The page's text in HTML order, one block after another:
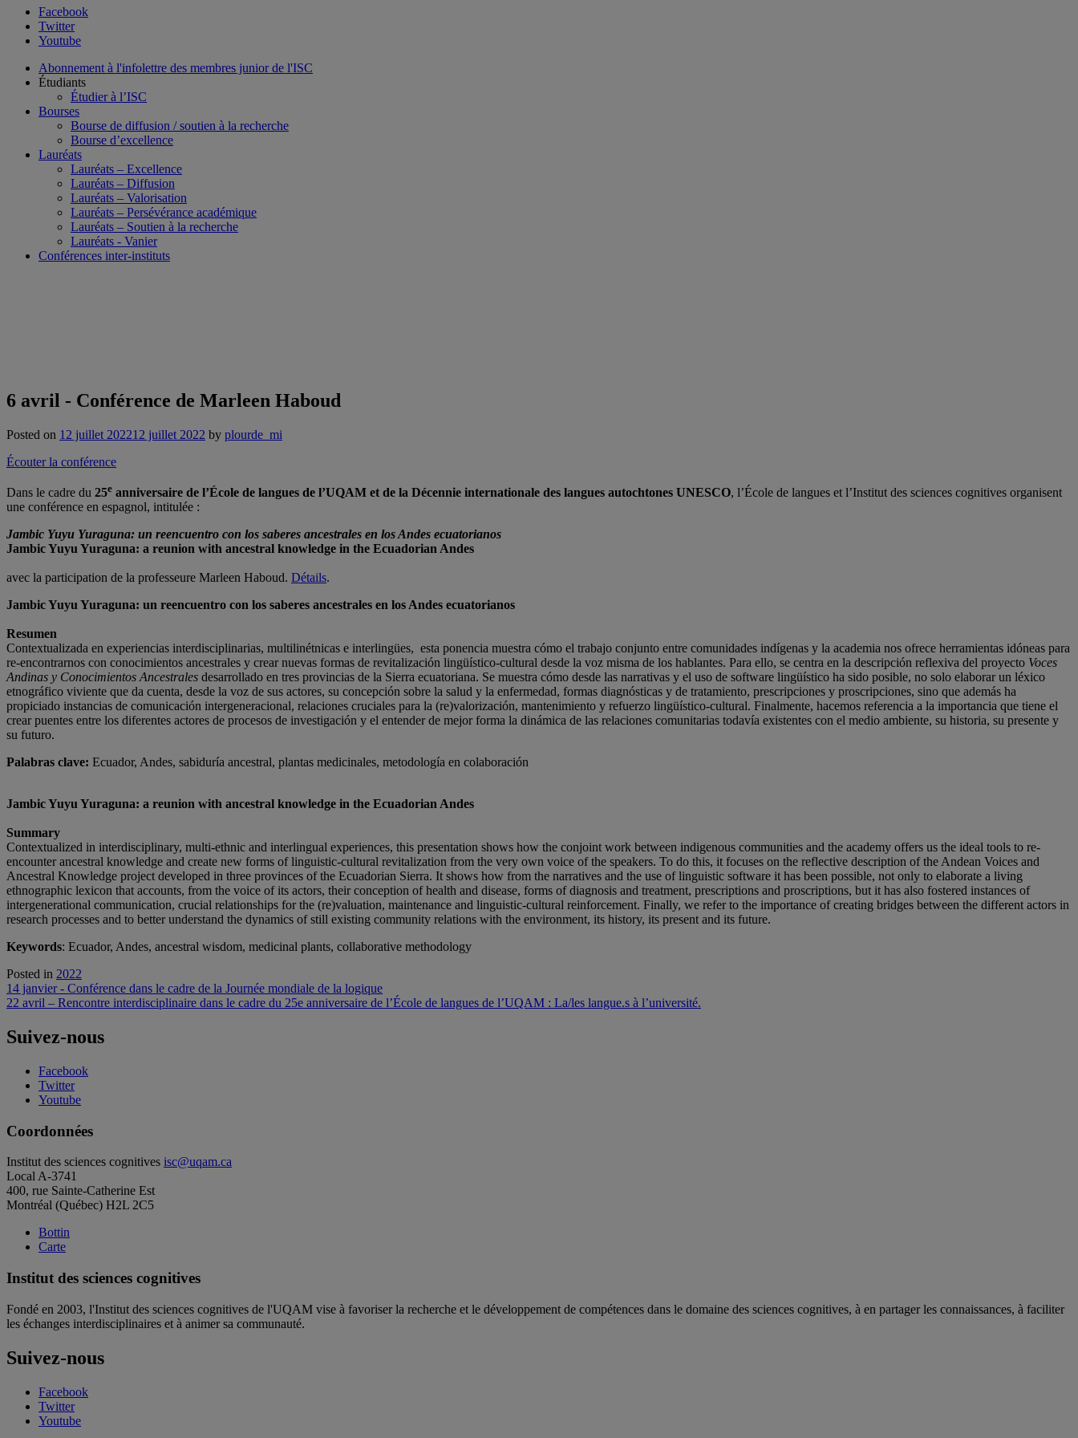
Facebook
Twitter
Youtube
Abonnement à l'infolettre des membres junior de l'ISC
Étudiants
Étudier à l’ISC
Bourses
Bourse de diffusion / soutien à la recherche
Bourse d’excellence
Lauréats
Lauréats – Excellence
Lauréats – Diffusion
Lauréats – Valorisation
Lauréats – Persévérance académique
Lauréats – Soutien à la recherche
Lauréats - Vanier
Conférences inter-instituts
6 avril - Conférence de Marleen Haboud
Posted on 12 juillet 202212 juillet 2022 by plourde_mi
Écouter la conférence
Dans le cadre du 25e anniversaire de l’École de langues de l’UQAM et de la Décennie internationale des langues autochtones UNESCO, l’École de langues et l’Institut des sciences cognitives organisent
une conférence en espagnol, intitulée :
Jambic Yuyu Yuraguna: un reencuentro con los saberes ancestrales en los Andes ecuatorianos
Jambic Yuyu Yuraguna: a reunion with ancestral knowledge in the Ecuadorian Andes
avec la participation de la professeure Marleen Haboud. Détails.
Jambic Yuyu Yuraguna: un reencuentro con los saberes ancestrales en los Andes ecuatorianos
Resumen
Contextualizada en experiencias interdisciplinarias, multilinétnicas e interlingües, esta ponencia muestra cómo el trabajo conjunto entre comunidades indígenas y la academia nos ofrece herramientas idóneas para
re-encontrarnos con conocimientos ancestrales y crear nuevas formas de revitalización lingüístico-cultural desde la voz misma de los hablantes. Para ello, se centra en la descripción reflexiva del proyecto Voces
Andinas y Conocimientos Ancestrales desarrollado en tres provincias de la Sierra ecuatoriana. Se muestra cómo desde las narrativas y el uso de software lingüístico ha sido posible, no solo elaborar un léxico
etnográfico viviente que da cuenta, desde la voz de sus actores, su concepción sobre la salud y la enfermedad, formas diagnósticas y de tratamiento, prescripciones y proscripciones, sino que además ha
propiciado instancias de comunicación intergeneracional, relaciones cruciales para la (re)valorización, mantenimiento y refuerzo lingüístico-cultural. Finalmente, hacemos referencia a la importancia que tiene el
crear puentes entre los diferentes actores de procesos de investigación y el entender de mejor forma la dinámica de las relaciones comunitarias todavía existentes con el medio ambiente, su historia, su presente y
su futuro.
Palabras clave: Ecuador, Andes, sabiduría ancestral, plantas medicinales, metodología en colaboración
Jambic Yuyu Yuraguna: a reunion with ancestral knowledge in the Ecuadorian Andes
Summary
Contextualized in interdisciplinary, multi-ethnic and interlingual experiences, this presentation shows how the conjoint work between indigenous communities and the academy offers us the ideal tools to re-
encounter ancestral knowledge and create new forms of linguistic-cultural revitalization from the very own voice of the speakers. To do this, it focuses on the reflective description of the Andean Voices and
Ancestral Knowledge project developed in three provinces of the Ecuadorian Sierra. It shows how from the narratives and the use of linguistic software it has been possible, not only to elaborate a living
ethnographic lexicon that accounts, from the voice of its actors, their conception of health and disease, forms of diagnosis and treatment, prescriptions and proscriptions, but it has also fostered instances of
intergenerational communication, crucial relationships for the (re)valuation, maintenance and linguistic-cultural reinforcement. Finally, we refer to the importance of creating bridges between the different actors in
research processes and to better understand the dynamics of still existing community relations with the environment, its history, its present and its future.
Keywords: Ecuador, Andes, ancestral wisdom, medicinal plants, collaborative methodology
Posted in 2022
Navigation
de
l'article
14 janvier - Conférence dans le cadre de la Journée mondiale de la logique
22 avril – Rencontre interdisciplinaire dans le cadre du 25e anniversaire de l’École de langues de l’UQAM : La/les langue.s à l’université.
Suivez-nous
Facebook
Twitter
Youtube
Coordonnées
Institut des sciences cognitives isc@uqam.ca
Local A-3741
400, rue Sainte-Catherine Est
Montréal (Québec) H2L 2C5
Bottin
Carte
Institut des sciences cognitives
Fondé en 2003, l'Institut des sciences cognitives de l'UQAM vise à favoriser la recherche et le développement de compétences dans le domaine des sciences cognitives, à en partager les connaissances, à faciliter
les échanges interdisciplinaires et à animer sa communauté.
Suivez-nous
Facebook
Twitter
Youtube